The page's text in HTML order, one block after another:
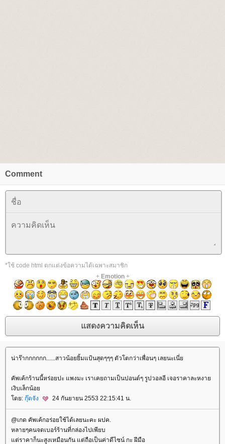
Comment
*ใช้ code html ตกแต่งข้อความได้เฉพาะสมาชิก
+ Emotion+
น่าร๊ากกกกกก......สาวน้อยยิ้มแป้นสุดๆๆๆ ตัวโตกว่าเพื่อนๆ เลยนะเนี่
คัพเค้กร้านนี้หร่อยปะ แพงมะ เราเคยถามเป็นปอนด์ๆ รูปวอลอี เจอราคาละหงา
เงิบเล็กน้อ
ดย: กุ๊ดจัง 24 กันยายน 2553 22:15:41 น.
@เกด คัพเค้กอร่อยใช้ได้เลยนะคะ ผปค.
หลายๆคนจดเบอร์ร้านที่กล่องไปเพียบ
ต่ราคาก็นะสูงเหมือนกัน แต่ถือเป็นค่าดีไซน์ กะ ฝีมือ